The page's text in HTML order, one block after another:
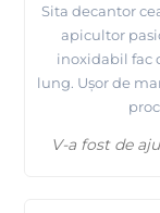
Sita decantor
apicultor
inoxidabil fac
lung. Ușor de
V-a fost de